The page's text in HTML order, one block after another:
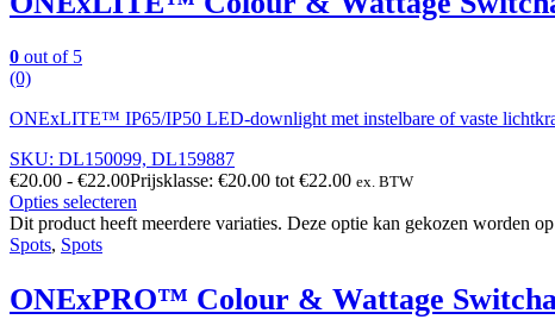
0 out of 5
(0)
ONExLITE™ IP65/IP50 LED-downlight met instelbare of vaste
SKU: DL150099, DL159887
€20.00 - €22.00Prijsklasse: €20.00 tot €22.00 ex. BTW
Opties selecteren
Dit product heeft meerdere variaties. Deze optie kan gekozen worden
Spots, Spots
ONExPRO™ Colour & Wattage